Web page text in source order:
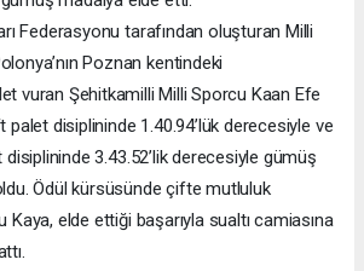
Federasyonu tarafından oluşturan Milli
Poznan kentindeki
vuran Şehitkamilli Milli Sporcu Kaan Efe
disiplininde 1.40.94’lük derecesiyle ve
3.43.52’lik derecesiyle gümüş
Ödül kürsüsünde çifte mutluluk
elde ettiği başarıyla sualtı camiasına